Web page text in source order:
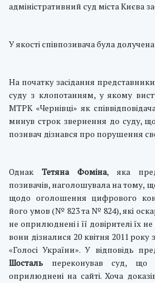
адміністративний суд міста Києва
У якості співпозивача була
На початку засідання
суду з клопотанням, у якому
МТРК «Чернівці» як
минув строк звернення до суду,
позивач дізнався про порушення
Однак Тетяна Фоміна, яка
позивачів, наголошувала на тому,
щодо оголошення цифрового
його умов (№ 823 та № 824), які
не оприлюднені і її довірителі їх
вони дізналися 20 квітня 2011
«Голосі України». У відповідь
Шосталь переконував суд, що
оприлюднені на сайті. Хоча